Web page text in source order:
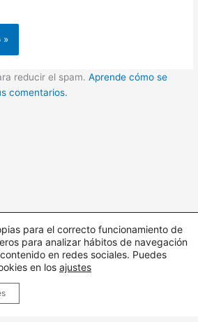
reducir el spam.Aprende cómo se
comentarios.
Cuidando | Funciona gracias aTema
para WordPress
para el correcto funcionamiento de
para analizar hábitos de navegación
en redes sociales. Puedes
en los ajustes